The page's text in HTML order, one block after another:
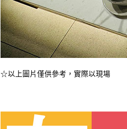
☆以上圖片僅供參考，實際以現場